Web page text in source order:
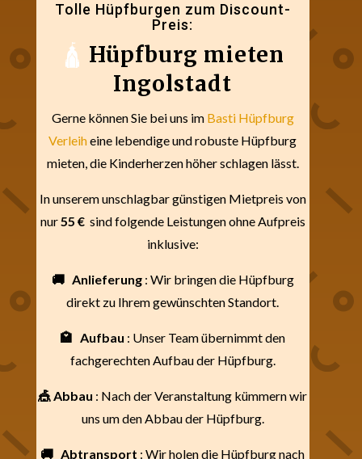
Tolle Hüpfburgen zum Discount-
Preis:
🛕 Hüpfburg mieten
Ingolstadt
Gerne können Sie bei uns im Basti Hüpfburg
Verleiheine lebendige und robuste Hüpfburg
mieten, die Kinderherzen höher schlagen lässt.
In unserem unschlagbar günstigen Mietpreis von
nur55 €sind folgende Leistungen ohne Aufpreis
inklusive:
🚚 Anlieferung: Wir bringen die Hüpfburg
direkt zu Ihrem gewünschten Standort.
🏩 Aufbau : Unser Team übernimmt den
fachgerechten Aufbau der Hüpfburg.
🎪 Abbau : Nach der Veranstaltung kümmern wir
uns um den Abbau der Hüpfburg.
🚚 Abtransport : Wir holen die Hüpfburg nach